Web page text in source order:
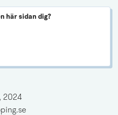
här sidan dig?
2024